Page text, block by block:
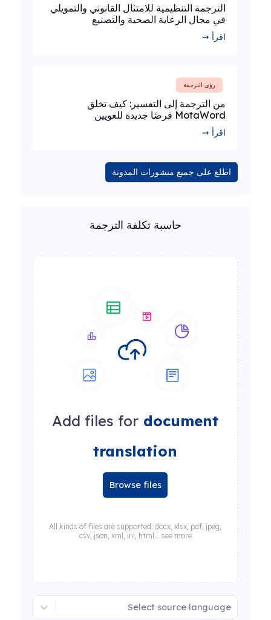
الترجمة التنظيمية للامتثال القانوني والتمويلي
في مجال الرعاية الصحية والتصنيع
اقرأ ➞
رؤى الترجمة
من الترجمة إلى التفسير: كيف تخلق
MotaWord فرصًا جديدة للغويين
اقرأ ➞
اطلع على جميع منشورات المدونة
حاسبة تكلفة الترجمة
Add files for document
translation
Browse files
All kinds of files are supported: docx, xlsx, pdf, jpeg,
csv, json, xml, ini, html... see more
Select source language